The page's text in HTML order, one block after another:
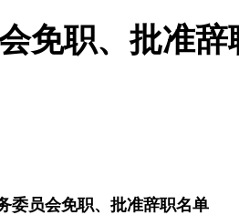
免职、批准辞
委员会免职、批准辞职名单